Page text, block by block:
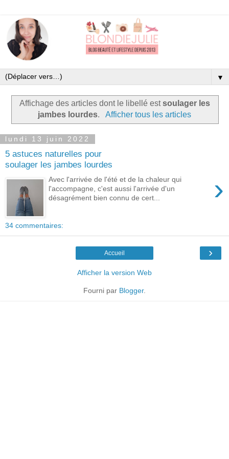
▼
Affichage des articles dont le libellé estsoulager les
jambes lourdes. Afficher tous les articles
lundi 13 juin 2022
5 astuces naturelles pour
soulager les jambes lourdes
›
Avec l'arrivée de l'été et de la chaleur qui
l'accompagne, c'est aussi l'arrivée d'un
désagrément bien connu de cert...
34 commentaires:
›
Accueil
Afficher la version Web
Fourni par Blogger.